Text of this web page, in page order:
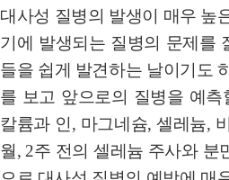
대사성 질병의 발생이 매우 높
기에 발생되는 질병의 문제를
들을 쉽게 발견하는 날이기도
를 보고 앞으로의 질병을 예
칼륨과 인, 마그네슘, 셀레늄,
월, 2주 전의 셀레늄 주사와 분